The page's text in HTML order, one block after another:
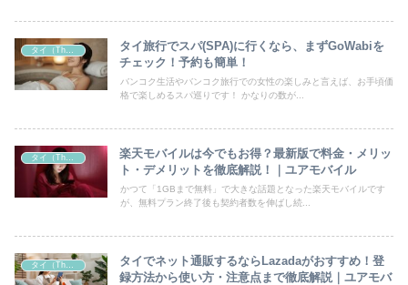
タイ（Thailand）
タイ旅行でスパ(SPA)に行くなら、まずGoWabiを
チェック！予約も簡単！
バンコク生活やバンコク旅行での女性の楽しみと言えば、お手頃価
格で楽しめるスパ巡りです！ かなりの数が...
タイ（Thailand）
楽天モバイルは今でもお得？最新版で料金・メリッ
ト・デメリットを徹底解説！｜ユアモバイル
かつて「1GBまで無料」で大きな話題となった楽天モバイルです
が、無料プラン終了後も契約者数を伸ばし続...
タイ（Thailand）
タイでネット通販するならLazadaがおすすめ！登
録方法から使い方・注意点まで徹底解説｜ユアモバ